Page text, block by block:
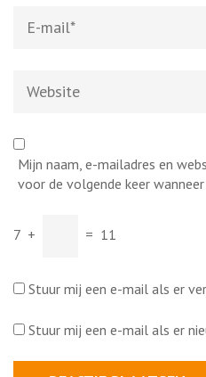
mail*
Mijn naam, e-mailadres en
voor de volgende keer
7 + = 11
Stuur mij een e-mail als er
Stuur mij een e-mail als er